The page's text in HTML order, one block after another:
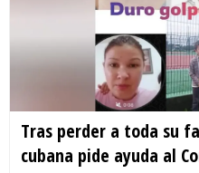
Tras perder a toda su
cubana pide ayuda al